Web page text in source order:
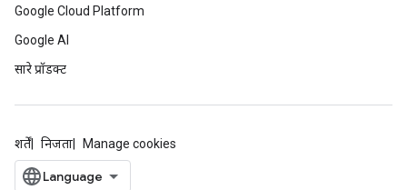
Google Cloud Platform
Google AI
सारे प्रॉडक्ट
शर्तें निजता Manage cookies